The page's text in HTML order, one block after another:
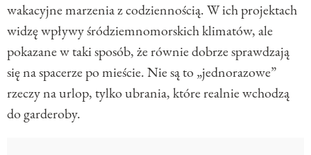
wakacyjne marzenia z codziennością. W ich projektach
widzę wpływy śródziemnomorskich klimatów, ale
pokazane w taki sposób, że równie dobrze sprawdzają
się na spacerze po mieście. Nie są to „jednorazowe”
rzeczy na urlop, tylko ubrania, które realnie wchodzą
do garderoby.